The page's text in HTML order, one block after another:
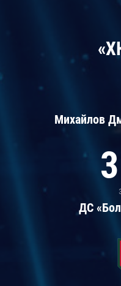
Михайлов
ДС